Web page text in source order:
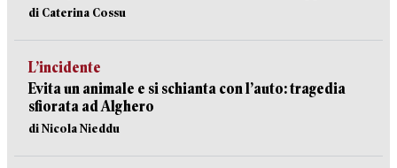
di Caterina Cossu
L’incidente
Evita un animale e si schianta con l’auto: tragedia
sfiorata ad Alghero
di Nicola Nieddu